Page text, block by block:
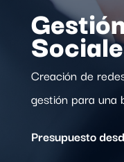
Creación de
gestión para una
Presupuesto